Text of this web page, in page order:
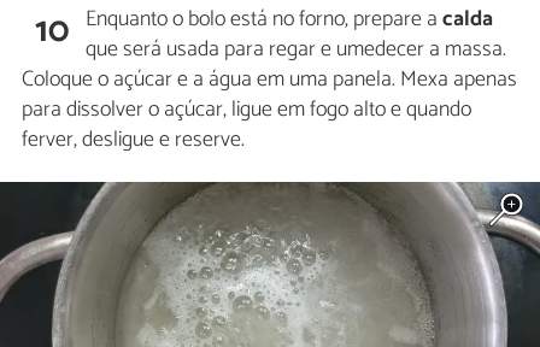
10 Enquanto o bolo está no forno, prepare acalda
que será usada para regar e umedecer a massa.
Coloque o açúcar e a água em uma panela. Mexa apenas
para dissolver o açúcar, ligue em fogo alto e quando
ferver, desligue e reserve.